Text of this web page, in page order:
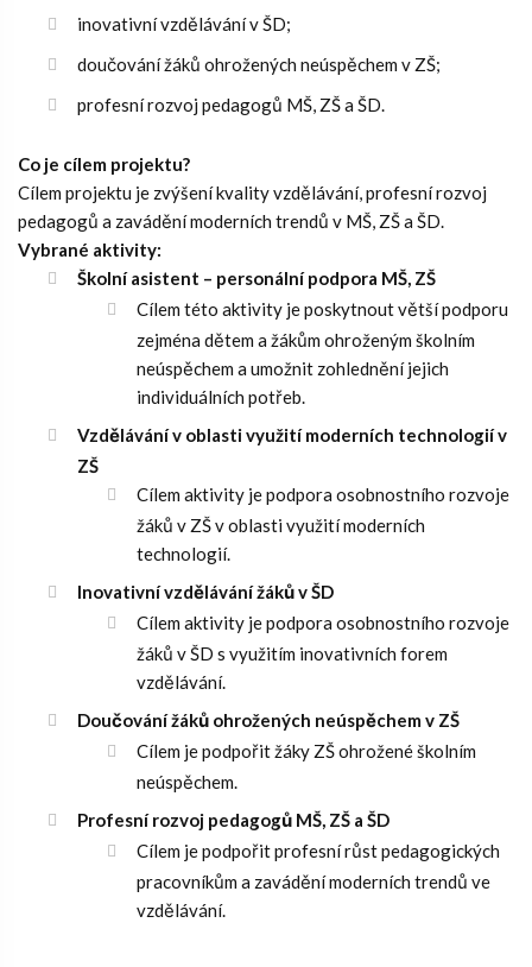
inovativní vzdělávání v ŠD;
doučování žáků ohrožených neúspěchem v ZŠ;
profesní rozvoj pedagogů MŠ, ZŠ a ŠD.
Co je cílem projektu?
Cílem projektu je zvýšení kvality vzdělávání, profesní rozvoj
pedagogů a zavádění moderních trendů v MŠ, ZŠ a ŠD.
Vybrané aktivity:
Školní asistent – personální podpora MŠ, ZŠ
Cílem této aktivity je poskytnout větší podporu
zejména dětem a žákům ohroženým školním
neúspěchem a umožnit zohlednění jejich
individuálních potřeb.
Vzdělávání v oblasti využití moderních technologií v
ZŠ
Cílem aktivity je podpora osobnostního rozvoje
žáků v ZŠ v oblasti využití moderních
technologií.
Inovativní vzdělávání žáků v ŠD
Cílem aktivity je podpora osobnostního rozvoje
žáků v ŠD s využitím inovativních forem
vzdělávání.
Doučování žáků ohrožených neúspěchem v ZŠ
Cílem je podpořit žáky ZŠ ohrožené školním
neúspěchem.
Profesní rozvoj pedagogů MŠ, ZŠ a ŠD
Cílem je podpořit profesní růst pedagogických
pracovníkům a zavádění moderních trendů ve
vzdělávání.